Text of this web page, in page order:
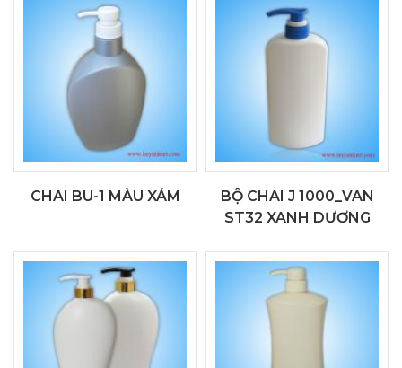
CHAI BU-1 MÀU XÁM
BỘ CHAI J 1000_VAN
ST32 XANH DƯƠNG